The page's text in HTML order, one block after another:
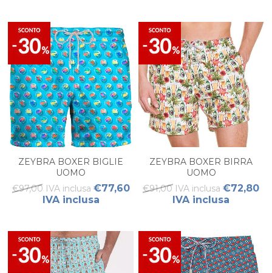
ZEYBRA BOXER BIGLIE
UOMO
€97,00 IVA inclusa €77,60
IVA inclusa
ZEYBRA BOXER BIRRA
UOMO
€91,00 IVA inclusa €72,80
IVA inclusa